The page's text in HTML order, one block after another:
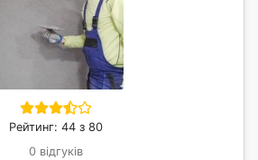
Рейтинг: 44 з 80
0 відгуків